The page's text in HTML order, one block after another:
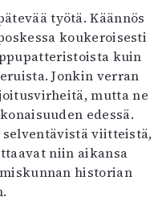
työtä. Käännös
koukeroisesti
kuin
Jonkin verran
mutta ne
edessä.
viitteistä,
niin aikansa
historian